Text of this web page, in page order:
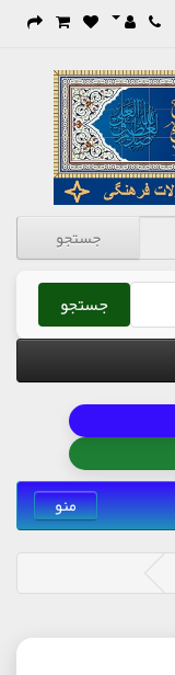
جستجو
جستجو
منو